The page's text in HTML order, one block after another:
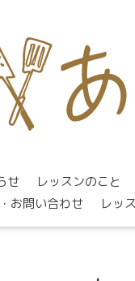
せ レッスンのこと
お問い合わせ
レッ